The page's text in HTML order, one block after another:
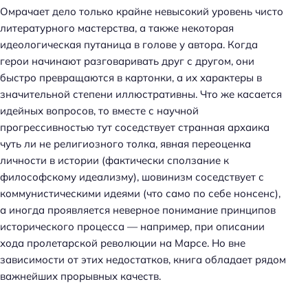
Омрачает дело только крайне невысокий уровень чисто
литературного мастерства, а также некоторая
идеологическая путаница в голове у автора. Когда
герои начинают разговаривать друг с другом, они
быстро превращаются в картонки, а их характеры в
значительной степени иллюстративны. Что же касается
идейных вопросов, то вместе с научной
прогрессивностью тут соседствует странная архаика
чуть ли не религиозного толка, явная переоценка
личности в истории (фактически сползание к
философскому идеализму), шовинизм соседствует с
коммунистическими идеями (что само по себе нонсенс),
а иногда проявляется неверное понимание принципов
исторического процесса — например, при описании
хода пролетарской революции на Марсе. Но вне
зависимости от этих недостатков, книга обладает рядом
важнейших прорывных качеств.